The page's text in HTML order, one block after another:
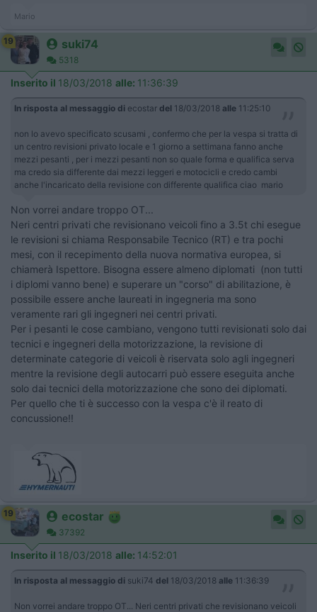
Mario
19 suki74
5318
Inserito il 18/03/2018 alle: 11:36:39
In risposta al messaggio di ecostar del 18/03/2018 alle 11:25:10
non lo avevo specificato scusami , confermo che per la vespa si tratta di
un centro revisioni privato locale e 1 giorno a settimana fanno anche
mezzi pesanti , per i mezzi pesanti non so quale forma e qualifica serva
ma credo sia differente dai mezzi leggeri e motocicli e credo cambi
anche l'incaricato della revisione con differente qualifica ciao mario
Non vorrei andare troppo OT...
Neri centri privati che revisionano veicoli fino a 3.5t chi esegue
le revisioni si chiama Responsabile Tecnico (RT) e tra pochi
mesi, con il recepimento della nuova normativa europea, si
chiamerà Ispettore. Bisogna essere almeno diplomati (non tutti
i diplomi vanno bene) e superare un "corso" di abilitazione, è
possibile essere anche laureati in ingegneria ma sono
veramente rari gli ingegneri nei centri privati.
Per i pesanti le cose cambiano, vengono tutti revisionati solo dai
tecnici e ingegneri della motorizzazione, la revisione di
determinate categorie di veicoli è riservata solo agli ingegneri
mentre la revisione degli autocarri può essere eseguita anche
solo dai tecnici della motorizzazione che sono dei diplomati.
Per quello che ti è successo con la vespa c'è il reato di
concussione!!
19 ecostar
37392
Inserito il 18/03/2018 alle: 14:52:01
In risposta al messaggio di suki74 del 18/03/2018 alle 11:36:39
Non vorrei andare troppo OT... Neri centri privati che revisionano veicoli